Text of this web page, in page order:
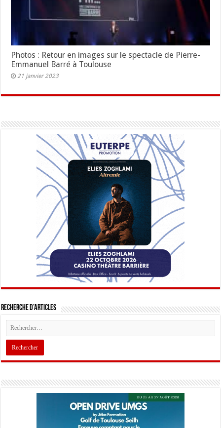
Photos : Retour en images sur le spectacle de Pierre-
Emmanuel Barré à Toulouse
21 janvier 2023
Recherche d’articles